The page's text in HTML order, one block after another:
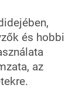
és hobbi
az